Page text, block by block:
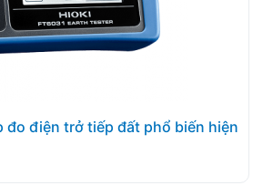
đo điện trở tiếp đất phổ biến hiện